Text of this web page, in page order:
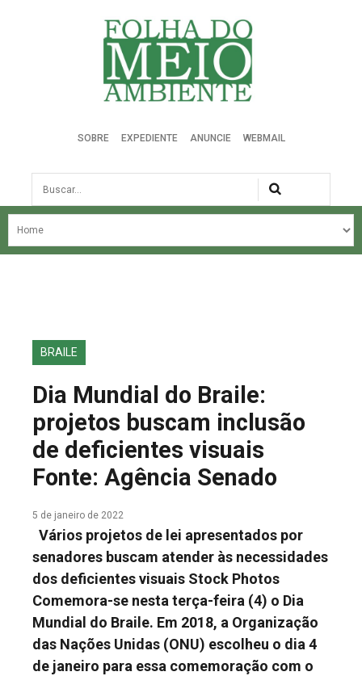
Folha do Meio Ambiente
SOBRE EXPEDIENTE ANUNCIE WEBMAIL
Busca
NOSSA HISTÓRIA
EDIÇÕES ANTERIORES
FALE CONOSCO
BRAILE
Dia Mundial do Braile:
projetos buscam inclusão
de deficientes visuais
Fonte: Agência Senado
5 de janeiro de 2022
Vários projetos de lei apresentados por
senadores buscam atender às necessidades
dos deficientes visuais Stock Photos
Comemora-se nesta terça-feira (4) o Dia
Mundial do Braile. Em 2018, a Organização
das Nações Unidas (ONU) escolheu o dia 4
de janeiro para essa comemoração com o